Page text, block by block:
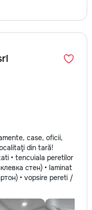
case, oficii,
din tară!
• tencuiala peretilor
стен) • laminat
• vopsire pereti /